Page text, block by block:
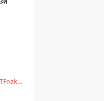
https://www.youtube.com/@DTFnakleyka